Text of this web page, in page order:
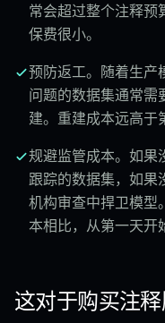
常会超过整个注释预
保费很小。
预防返工。随着生产
问题的数据集通常需
建。重建成本远高于
规避监管成本。如果
跟踪的数据集，如果
机构审查中捍卫模型
本相比，从第一天开
这对于购买注